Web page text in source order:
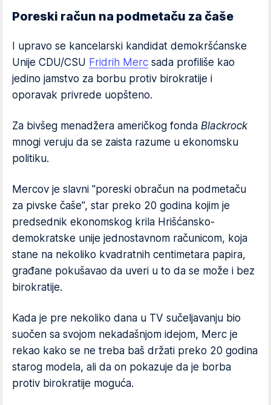
Poreski račun na podmetaču za čaše
I upravo se kancelarski kandidat demokršćanske
Unije CDU/CSU Fridrih Merc sada profiliše kao
jedino jamstvo za borbu protiv birokratije i
oporavak privrede uopšteno.
Za bivšeg menadžera američkog fonda Blackrock
mnogi veruju da se zaista razume u ekonomsku
politiku.
Mercov je slavni "poreski obračun na podmetaču
za pivske čaše", star preko 20 godina kojim je
predsednik ekonomskog krila Hrišćansko-
demokratske unije jednostavnom računicom, koja
stane na nekoliko kvadratnih centimetara papira,
građane pokušavao da uveri u to da se može i bez
birokratije.
Kada je pre nekoliko dana u TV sučeljavanju bio
suočen sa svojom nekadašnjom idejom, Merc je
rekao kako se ne treba baš držati preko 20 godina
starog modela, ali da on pokazuje da je borba
protiv birokratije moguća.